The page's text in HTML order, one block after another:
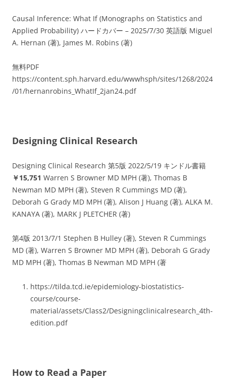
Causal Inference: What If (Monographs on Statistics and
Applied Probability) ハードカバー – 2025/7/30 英語版 Miguel
A. Hernan (著), James M. Robins (著)
無料PDF
https://content.sph.harvard.edu/wwwhsph/sites/1268/2024
/01/hernanrobins_WhatIf_2jan24.pdf
Designing Clinical Research
Designing Clinical Research 第5版 2022/5/19 キンドル書籍
￥15,751 Warren S Browner MD MPH (著), Thomas B
Newman MD MPH (著), Steven R Cummings MD (著),
Deborah G Grady MD MPH (著), Alison J Huang (著), ALKA M.
KANAYA (著), MARK J PLETCHER (著)
第4版 2013/7/1 Stephen B Hulley (著), Steven R Cummings
MD (著), Warren S Browner MD MPH (著), Deborah G Grady
MD MPH (著), Thomas B Newman MD MPH (著
https://tilda.tcd.ie/epidemiology-biostatistics-
course/course-
material/assets/Class2/Designingclinicalresearch_4th-
edition.pdf
How to Read a Paper